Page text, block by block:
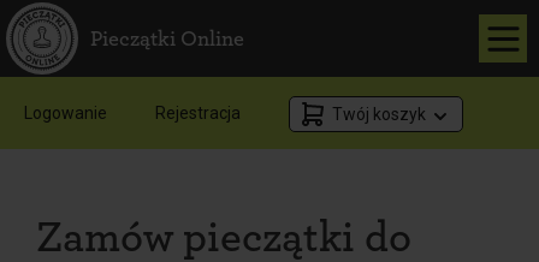
Pieczątki Online
Logowanie Rejestracja Twój koszyk
Zamów pieczątki do